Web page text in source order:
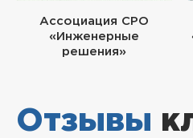
Ассоциация СРО
«Инженерные
решения»
Отзывы